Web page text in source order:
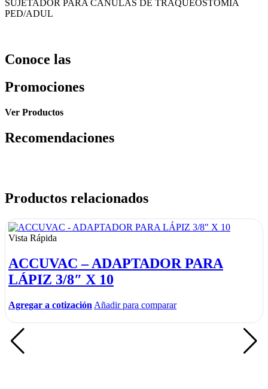
SUJETADOR PARA CANULAS DE TRAQUEOSTOMIA
PED/ADUL
Conoce las
Promociones
Ver Productos
Recomendaciones
Productos relacionados
Vista Rápida
ACCUVAC – ADAPTADOR PARA
LÁPIZ 3/8″ X 10
Agregar a cotización Añadir para comparar